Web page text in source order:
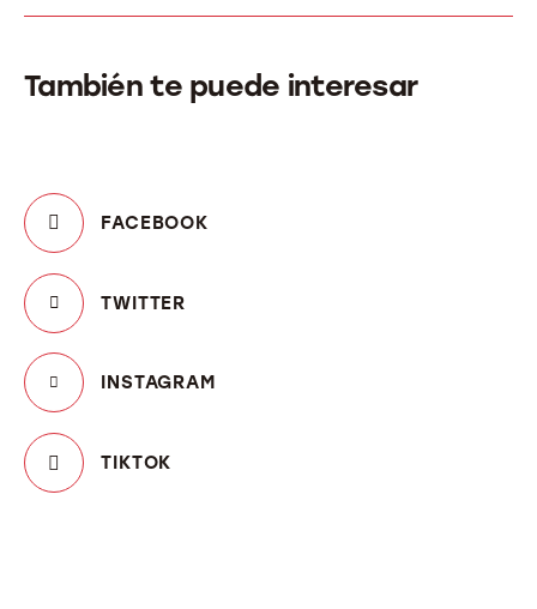
También te puede interesar
FACEBOOK
TWITTER
INSTAGRAM
TIKTOK